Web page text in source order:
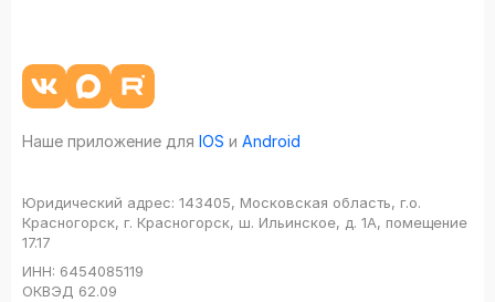
Наше приложение для IOS и Android
Юридический адрес: 143405, Московская область, г.о.
Красногорск, г. Красногорск, ш. Ильинское, д. 1А, помещение
17.17
ИНН: 6454085119
ОКВЭД 62.09